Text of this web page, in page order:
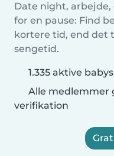
Date night,
for en pause: Find
kortere tid, end det
sengetid.
1.335 aktive
Alle medlemmer
verifikation